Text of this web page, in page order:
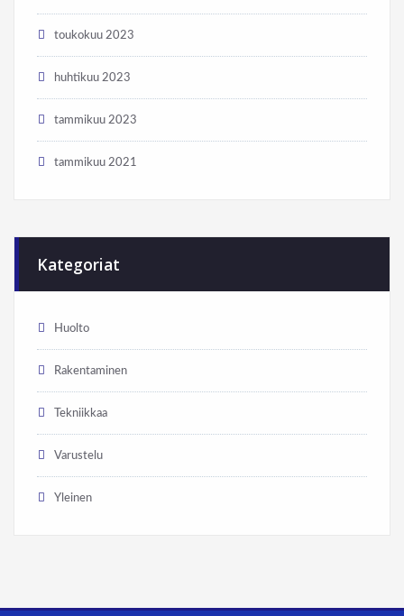
toukokuu 2023
huhtikuu 2023
tammikuu 2023
tammikuu 2021
Kategoriat
Huolto
Rakentaminen
Tekniikkaa
Varustelu
Yleinen